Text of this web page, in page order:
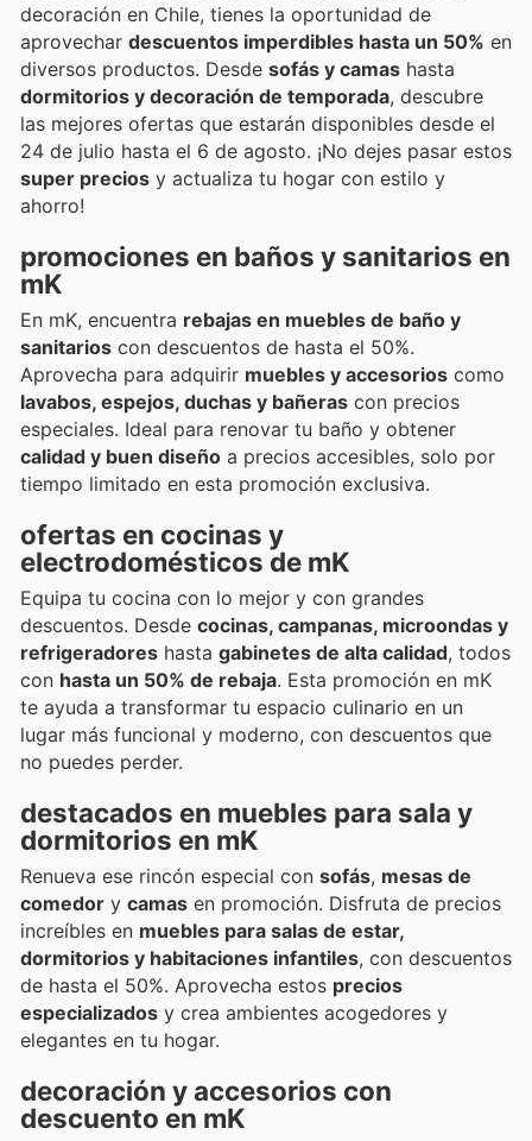
decoración en Chile, tienes la oportunidad de
aprovechar descuentos imperdibles hasta un 50% en
diversos productos. Desde sofás y camas hasta
dormitorios y decoración de temporada, descubre
las mejores ofertas que estarán disponibles desde el
24 de julio hasta el 6 de agosto. ¡No dejes pasar estos
super precios y actualiza tu hogar con estilo y
ahorro!
promociones en baños y sanitarios en
mK
En mK, encuentra rebajas en muebles de baño y
sanitarios con descuentos de hasta el 50%.
Aprovecha para adquirir muebles y accesorios como
lavabos, espejos, duchas y bañeras con precios
especiales. Ideal para renovar tu baño y obtener
calidad y buen diseño a precios accesibles, solo por
tiempo limitado en esta promoción exclusiva.
ofertas en cocinas y
electrodomésticos de mK
Equipa tu cocina con lo mejor y con grandes
descuentos. Desde cocinas, campanas, microondas y
refrigeradores hasta gabinetes de alta calidad, todos
con hasta un 50% de rebaja. Esta promoción en mK
te ayuda a transformar tu espacio culinario en un
lugar más funcional y moderno, con descuentos que
no puedes perder.
destacados en muebles para sala y
dormitorios en mK
Renueva ese rincón especial con sofás, mesas de
comedor y camas en promoción. Disfruta de precios
increíbles en muebles para salas de estar,
dormitorios y habitaciones infantiles, con descuentos
de hasta el 50%. Aprovecha estos precios
especializados y crea ambientes acogedores y
elegantes en tu hogar.
decoración y accesorios con
descuento en mK